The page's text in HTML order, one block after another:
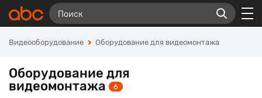
Видеооборудование Оборудование для видеомонтажа
Оборудование для
видеомонтажа
6